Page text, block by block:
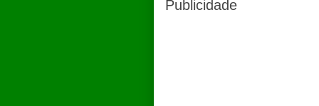
Publicidade